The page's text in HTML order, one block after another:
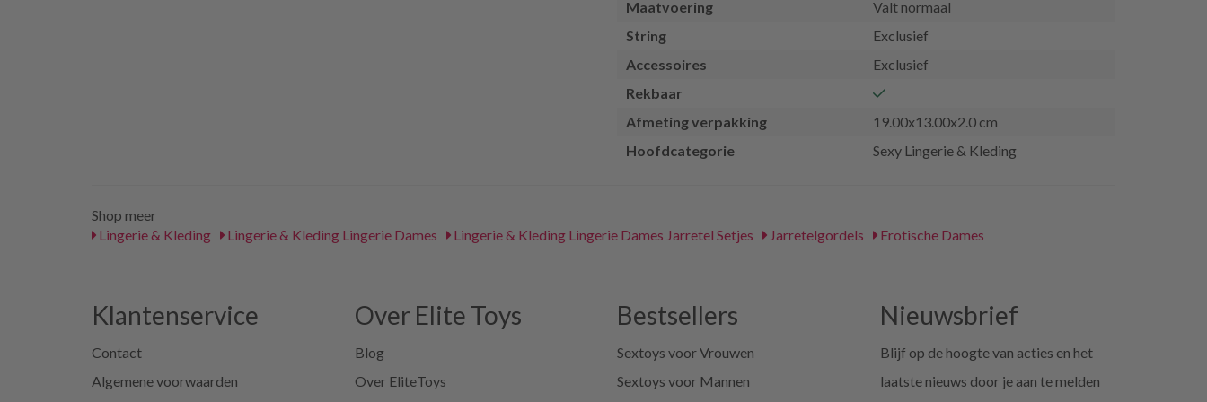
Maatvoering
Valt normaal
String
Exclusief
Accessoires
Exclusief
Rekbaar
Afmeting verpakking
19.00x13.00x2.0 cm
Hoofdcategorie
Sexy Lingerie & Kleding
Shop meer
Lingerie & Kleding
Lingerie & Kleding Lingerie Dames Lingerie & Kleding Lingerie Dames Jarretel Setjes Jarretelgordels Erotische Dames
Klantenservice
Contact
Algemene voorwaarden
Over Elite Toys
Blog
Over EliteToys
Bestsellers
Sextoys voor Vrouwen
Sextoys voor Mannen
Nieuwsbrief
Blijf op de hoogte van acties en het
laatste nieuws door je aan te melden